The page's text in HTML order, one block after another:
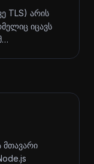
TLS) არის
იცავს
მთავარი